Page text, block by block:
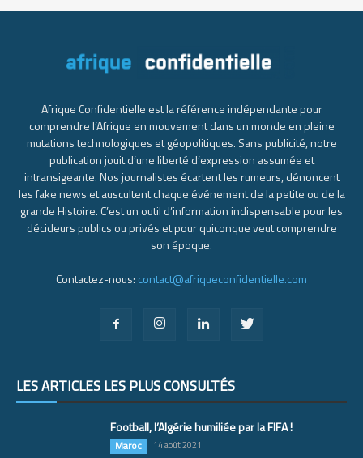
Afrique Confidentielle est la référence indépendante pour
comprendre l’Afrique en mouvement dans un monde en pleine
mutations technologiques et géopolitiques. Sans publicité, notre
publication jouit d’une liberté d’expression assumée et
intransigeante. Nos journalistes écartent les rumeurs, dénoncent
les fake news et auscultent chaque événement de la petite ou de la
grande Histoire. C’est un outil d’information indispensable pour les
décideurs publics ou privés et pour quiconque veut comprendre
son époque.
Contactez-nous: contact@afriqueconfidentielle.com
LES ARTICLES LES PLUS CONSULTÉS
Football, l’Algérie humiliée par la FIFA !
Maroc 14 août 2021